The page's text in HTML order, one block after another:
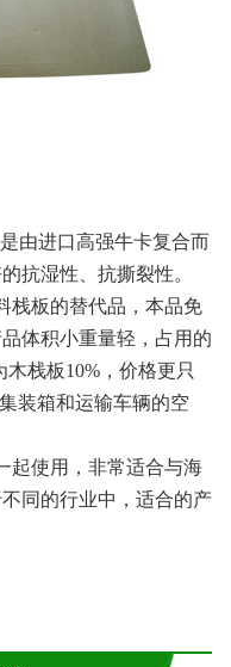
由进口高强牛卡复合而
抗湿性、抗撕裂性。
板的替代品，本品免
体积小重量轻，占用的
栈板10%，价格更只
装箱和运输车辆的空
使用，非常适合与海
同的行业中，适合的产